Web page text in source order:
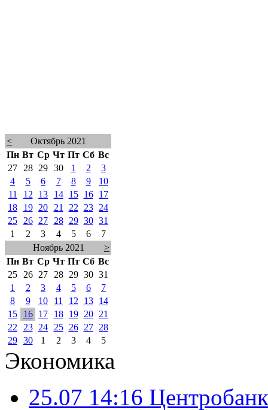
<
Октябрь 2021
Пн Вт Ср Чт Пт Сб Вс
27
28 29 30 1 2
3
4
5 6 7 8 9
10
11
12 13 14 15 16
17
18
19 20 21 22 23
24
25
26 27 28 29 30 31
1
2 3 4 5 6
7
Ноябрь 2021
>
Пн Вт Ср Чт Пт Сб Вс
25
26 27 28 29 30 31
1
2 3 4 5 6
7
8
9 10 11 12 13
14
15
16 17 18 19 20
21
22
23 24 25 26 27
28
29 30 1 2 3 4 5
Экономика
25.07 14:16